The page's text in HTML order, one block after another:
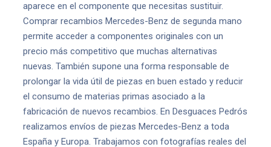
aparece en el componente que necesitas sustituir.
Comprar recambios Mercedes-Benz de segunda mano
permite acceder a componentes originales con un
precio más competitivo que muchas alternativas
nuevas. También supone una forma responsable de
prolongar la vida útil de piezas en buen estado y reducir
el consumo de materias primas asociado a la
fabricación de nuevos recambios. En Desguaces Pedrós
realizamos envíos de piezas Mercedes-Benz a toda
España y Europa. Trabajamos con fotografías reales del